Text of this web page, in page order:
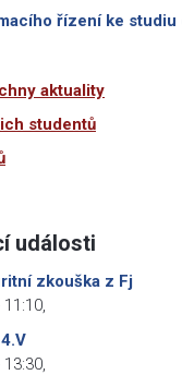
řízení ke studiu
aktuality
studentů
události
zkouška z Fj
11:10,
13:30,